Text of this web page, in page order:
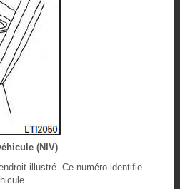
(NIV)
illustré. Ce numéro identifie